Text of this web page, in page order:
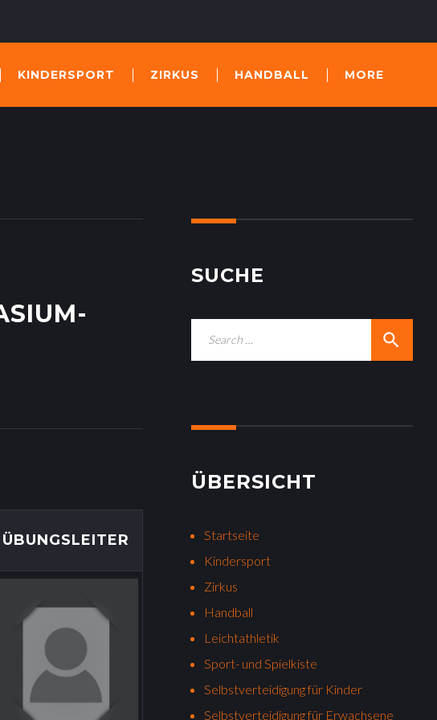
KINDERSPORT ZIRKUS HANDBALL MORE
ÜBUNGSLEITER
SUCHE
search
ÜBERSICHT
Startseite
Kindersport
Zirkus
Handball
Leichtathletik
Sport- und Spielkiste
Selbstverteidigung für Kinder
Selbstverteidigung für Erwachsene